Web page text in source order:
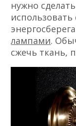
нужно сделать
лампами.
сжечь ткань,